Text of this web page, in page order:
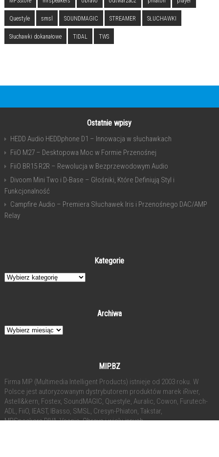
Questyle smsl SOUNDMAGIC STREAMER SŁUCHAWKI
Słuchawki dokanałowe TIDAL TWS
Ostatnie wpisy
HEDD Audio HEDDphone D1 – Innowacja w słuchawkach
FiiO M27 – Desktopowa Moc w Formie Przenośnej
FiiO BR15 R2R – Rewolucja w Bezprzewodowym Audio
Divoom Mini Two i D-Base – Głośniki, Które Definiują Styl i
Funkcjonalność
Campfire Audio – Premiera Słuchawek Iris i Przenośnego DAC/AMP
Relay
Kategorie
Kategorie
Archiwa
Archiwa
MIP.BZ
Firma MIP (Multimedia Intelligent Products) istnieje od 2003 roku. W
Polsce jest autoryzowanym dystrybutorem produktów marek iRiver,
Astell&kern, Fostex, SoundMAGIC, Questyle, Auralic, Cowon, Furutech-
ADL, FiiO, IEAST, IBasso, SMSL, Cresyn-Phiaton, Takstar,
MRSpeakers,RIVA, Vsonic, Obravo i wielu innych.